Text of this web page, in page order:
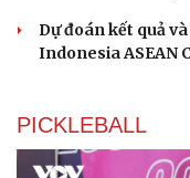
Dự đoán kết quả
Indonesia ASEAN
PICKLEBALL